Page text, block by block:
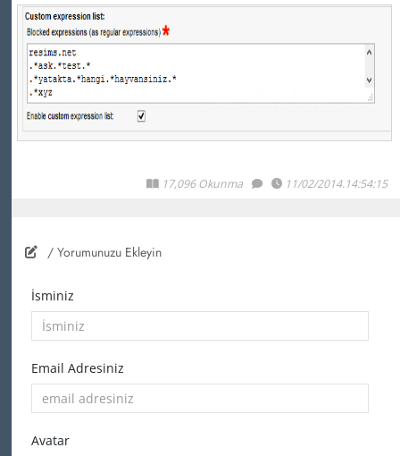
17,096 Okunma 11/02/2014.14:54:15
/ Yorumunuzu Ekleyin
İsminiz
Email Adresiniz
Avatar